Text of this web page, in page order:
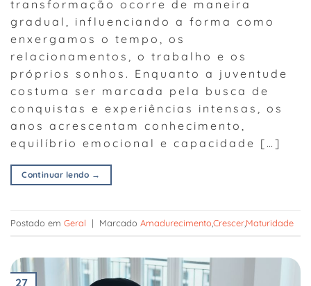
transformação ocorre de maneira
gradual, influenciando a forma como
enxergamos o tempo, os
relacionamentos, o trabalho e os
próprios sonhos. Enquanto a juventude
costuma ser marcada pela busca de
conquistas e experiências intensas, os
anos acrescentam conhecimento,
equilíbrio emocional e capacidade […]
Continuar lendo →
Postado em Geral | Marcado AmadurecimentoCrescerMaturidade
27